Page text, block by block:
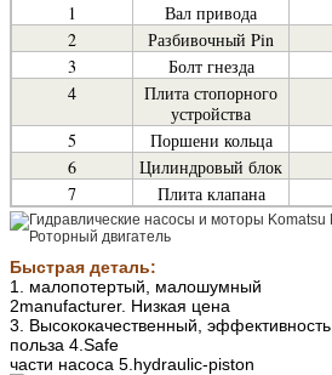
1 Вал привода
2
Разбивочный Pin
3
Болт гнезда
4
Плита стопорного
устройства
5 Поршени кольца
6
Цилиндровый блок
7
Плита клапана
Быстрая деталь:
1. малопотертый, малошумный
2manufacturer. Низкая цена
3. Высококачественный, эффективность
польза 4.Safe
части насоса 5.hydraulic-piston